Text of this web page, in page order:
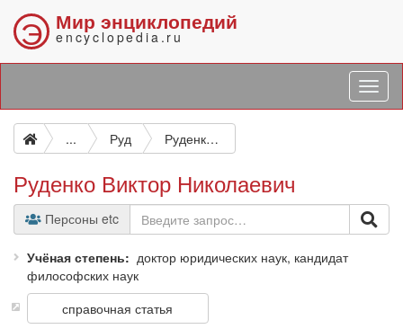
Э Мир энциклопедий
encyclopedia.ru
... Руд Руденко Виктор Николаевич
Руденко Виктор Николаевич
Персоны etc
Учёная степень
доктор юридических наук, кандидат
философских наук
справочная статья